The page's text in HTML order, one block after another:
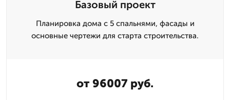
Базовый проект
Планировка дома с 5 спальнями, фасады и
основные чертежи для старта строительства.
от 96007 руб.